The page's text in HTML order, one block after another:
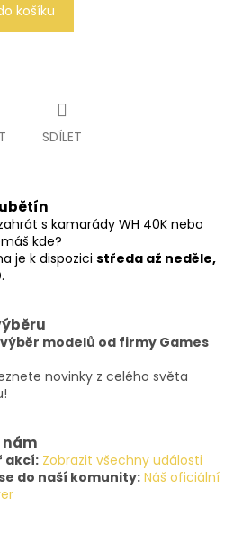
košíku
SDÍLET
s kamarády WH 40K nebo
kde?
je k dispozici středa až neděle,
.
modelů od firmy Games
novinky z celého světa
nám
akcí: Zobrazit všechny události
do naší komunity: Náš oficiální